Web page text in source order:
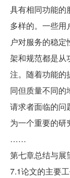
具有相同功能的
多样的。一些用
户对服务的稳
架和规范都是从
注。随着功能的
同但质量不同的
请求者面临的问
为一个重要的研
……
第七章总结与展
7.1论文的主要